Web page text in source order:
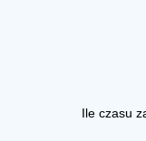
Ile czasu